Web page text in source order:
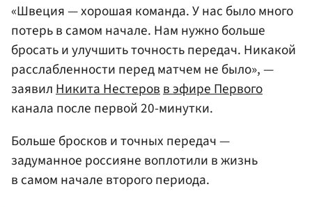
«Швеция — хорошая команда. У нас было много
потерь в самом начале. Нам нужно больше
бросать и улучшить точность передач. Никакой
расслабленности перед матчем не было», —
заявил Никита Нестеров в эфире Первого
канала после первой 20-минутки.
Больше бросков и точных передач —
задуманное россияне воплотили в жизнь
в самом начале второго периода.